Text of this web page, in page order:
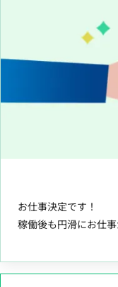
お仕事決定です！
稼働後も円滑にお仕